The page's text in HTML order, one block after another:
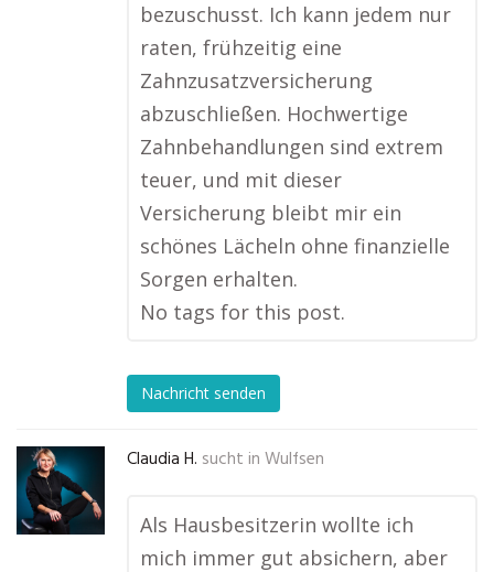
bezuschusst. Ich kann jedem nur
raten, frühzeitig eine
Zahnzusatzversicherung
abzuschließen. Hochwertige
Zahnbehandlungen sind extrem
teuer, und mit dieser
Versicherung bleibt mir ein
schönes Lächeln ohne finanzielle
Sorgen erhalten.
No tags for this post.
Nachricht senden
Claudia H. sucht in Wulfsen
Als Hausbesitzerin wollte ich
mich immer gut absichern, aber